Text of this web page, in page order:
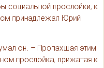
социальной прослойки, к
принадлежал Юрий
он. – Пропахшая этим
прослойка, прижатая к